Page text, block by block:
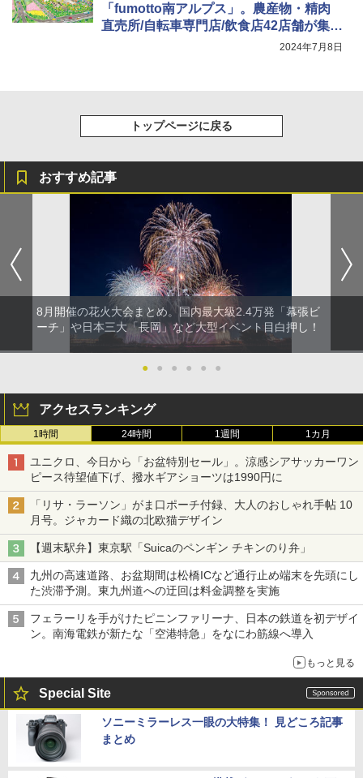
「fumotto南アルプス」。農産物・精肉
直売所/自転車専門店/飲食店42店舗が集う
2024年7月8日
トップページに戻る
おすすめ記事
8月開催の花火大会まとめ。国内最大級2.4万発「幕張ビ
ーチ」や日本三大「長岡」など大型イベント目白押し！
● ● ● ● ● ●
アクセスランキング
1時間 24時間 1週間 1カ月
ユニクロ、今日から「お盆特別セール」。涼感シアサッカーワン
ピース待望値下げ、撥水ギアショーツは1990円に
「リサ・ラーソン」がま口ポーチ付録、大人のおしゃれ手帖 10
月号。ジャカード織の北欧猫デザイン
【週末駅弁】東京駅「Suicaのペンギン チキンのり弁」
九州の高速道路、お盆期間は松橋ICなど通行止め端末を先頭にし
た渋滞予測。東九州道への迂回は料金調整を実施
フェラーリを手がけたピニンファリーナ、日本の鉄道を初デザイ
ン。南海電鉄が新たな「空港特急」をなにわ筋線へ導入
もっと見る
Special Site
ソニーミラーレス一眼の大特集！ 見どころ記事
まとめ